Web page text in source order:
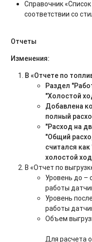
Справочник
соответствии со
Отчеты
Изменения:
В «Отчете по
Раздел
"Холостой
Добавлена
полный
"Расход на
"Общий
считался
холостой ход
В «Отчет по
Уровень до –
работы
Уровень
работы
Объем
Для расчета